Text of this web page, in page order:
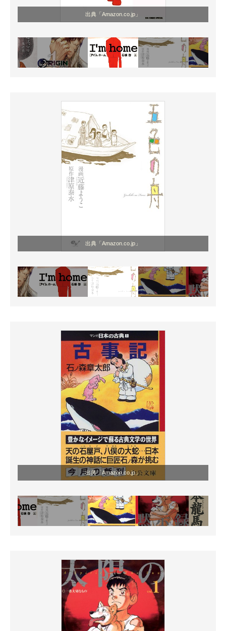
出典「Amazon.co.jp」
出典「Amazon.co.jp」
出典「Amazon.co.jp」